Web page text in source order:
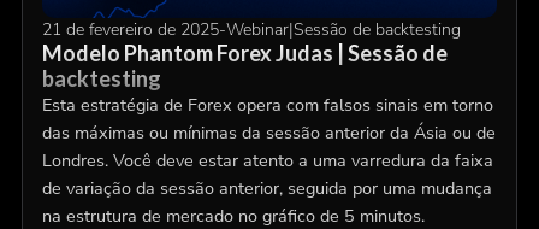
21 de fevereiro de 2025-Webinar|Sessão de backtesting
Modelo Phantom Forex Judas | Sessão de
backtesting
Esta estratégia de Forex opera com falsos sinais em torno
das máximas ou mínimas da sessão anterior da Ásia ou de
Londres. Você deve estar atento a uma varredura da faixa
de variação da sessão anterior, seguida por uma mudança
na estrutura de mercado no gráfico de 5 minutos.